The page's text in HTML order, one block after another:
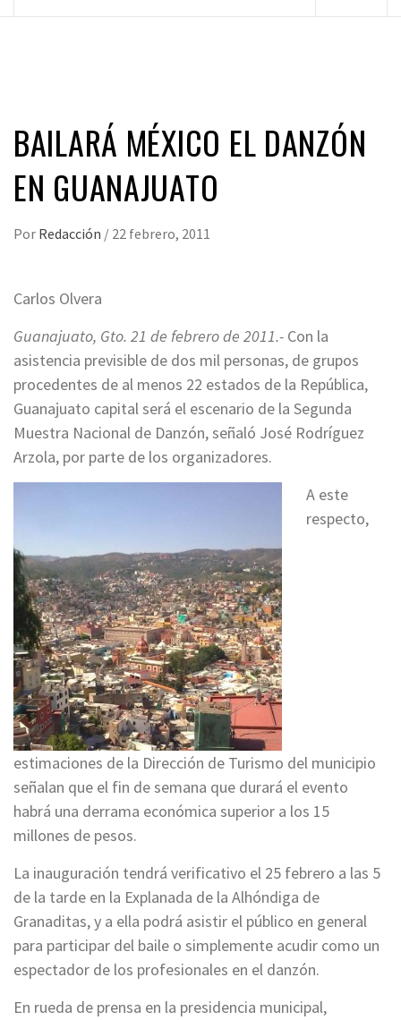
BAILARÁ MÉXICO EL DANZÓN
EN GUANAJUATO
Por Redacción / 22 febrero, 2011
Carlos Olvera
Guanajuato, Gto. 21 de febrero de 2011.- Con la
asistencia previsible de dos mil personas, de grupos
procedentes de al menos 22 estados de la República,
Guanajuato capital será el escenario de la Segunda
Muestra Nacional de Danzón, señaló José Rodríguez
Arzola, por parte de los organizadores.
A este
respecto,
estimaciones de la Dirección de Turismo del municipio
señalan que el fin de semana que durará el evento
habrá una derrama económica superior a los 15
millones de pesos.
La inauguración tendrá verificativo el 25 febrero a las 5
de la tarde en la Explanada de la Alhóndiga de
Granaditas, y a ella podrá asistir el público en general
para participar del baile o simplemente acudir como un
espectador de los profesionales en el danzón.
En rueda de prensa en la presidencia municipal,